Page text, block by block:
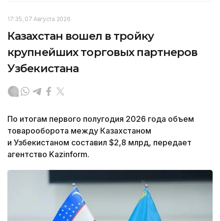
17:35, 07 Августа 2026
Казахстан вошел в тройку
крупнейших торговых партнеров
Узбекистана
По итогам первого полугодия 2026 года объем
товарооборота между Казахстаном
и Узбекистаном составил $2,8 млрд, передает
агентство Kazinform.